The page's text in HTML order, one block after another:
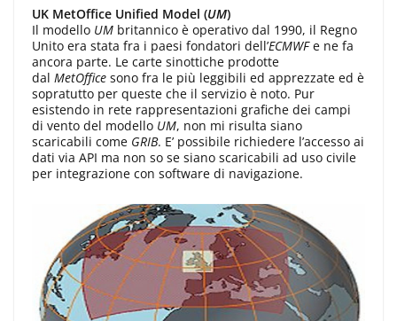
UK MetOffice Unified Model (UM)
Il modello UM britannico è operativo dal 1990, il Regno
Unito era stata fra i paesi fondatori dell’ECMWFe ne fa
ancora parte. Le carte sinottiche prodotte
dal MetOffice sono fra le più leggibili ed apprezzate ed è
sopratutto per queste che il servizio è noto. Pur
esistendo in rete rappresentazioni grafiche dei campi
di vento del modello UM, non mi risulta siano
scaricabili come GRIB. E’ possibile richiedere l’accesso ai
dati via API ma non so se siano scaricabili ad uso civile
per integrazione con software di navigazione.